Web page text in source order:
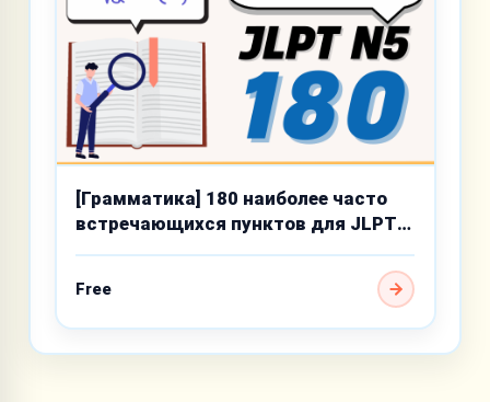
[Грамматика] 180 наиболее часто
встречающихся пунктов для JLPT
Free